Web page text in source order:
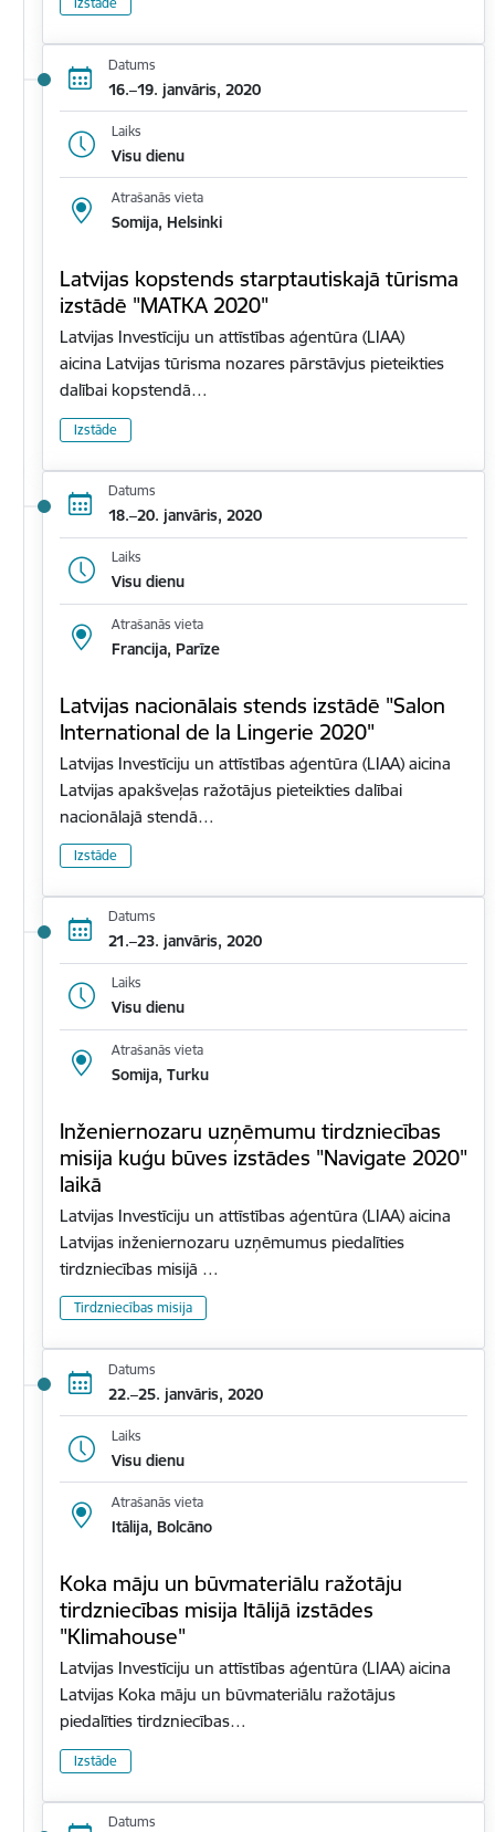
Datums
16.–19. janvāris, 2020
Laiks
Visu dienu
Atrašanās vieta
Somija, Helsinki
Latvijas kopstends starptautiskajā tūrisma
izstādē "MATKA 2020"
Latvijas Investīciju un attīstības aģentūra (LIAA)
aicina Latvijas tūrisma nozares pārstāvjus pieteikties
dalībai kopstendā…
Izstāde
Datums
18.–20. janvāris, 2020
Laiks
Visu dienu
Atrašanās vieta
Francija, Parīze
Latvijas nacionālais stends izstādē "Salon
International de la Lingerie 2020"
Latvijas Investīciju un attīstības aģentūra (LIAA) aicina
Latvijas apakšveļas ražotājus pieteikties dalībai
nacionālajā stendā…
Izstāde
Datums
21.–23. janvāris, 2020
Laiks
Visu dienu
Atrašanās vieta
Somija, Turku
Inženiernozaru uzņēmumu tirdzniecības
misija kuģu būves izstādes "Navigate 2020"
laikā
Latvijas Investīciju un attīstības aģentūra (LIAA) aicina
Latvijas inženiernozaru uzņēmumus piedalīties
tirdzniecības misijā …
Tirdzniecības misija
Datums
22.–25. janvāris, 2020
Laiks
Visu dienu
Atrašanās vieta
Itālija, Bolcāno
Koka māju un būvmateriālu ražotāju
tirdzniecības misija Itālijā izstādes
"Klimahouse"
Latvijas Investīciju un attīstības aģentūra (LIAA) aicina
Latvijas Koka māju un būvmateriālu ražotājus
piedalīties tirdzniecības…
Izstāde
Datums